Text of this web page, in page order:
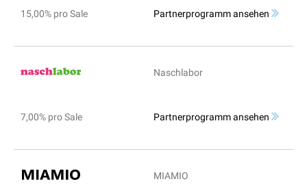
15,00% pro Sale Partnerprogramm ansehen
Naschlabor
7,00% pro Sale Partnerprogramm ansehen
MIAMIO